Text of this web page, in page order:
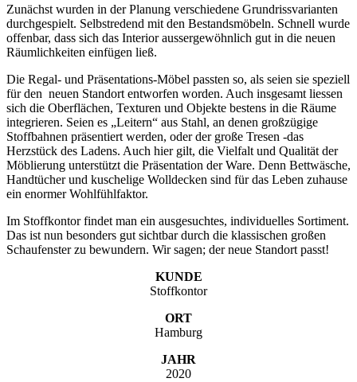
Zunächst wurden in der Planung verschiedene Grundrissvarianten
durchgespielt. Selbstredend mit den Bestandsmöbeln. Schnell wurde
offenbar, dass sich das Interior aussergewöhnlich gut in die neuen
Räumlichkeiten einfügen ließ.
Die Regal- und Präsentations-Möbel passten so, als seien sie speziell
für den neuen Standort entworfen worden. Auch insgesamt liessen
sich die Oberflächen, Texturen und Objekte bestens in die Räume
integrieren. Seien es „Leitern“ aus Stahl, an denen großzügige
Stoffbahnen präsentiert werden, oder der große Tresen -das
Herzstück des Ladens. Auch hier gilt, die Vielfalt und Qualität der
Möblierung unterstützt die Präsentation der Ware. Denn Bettwäsche,
Handtücher und kuschelige Wolldecken sind für das Leben zuhause
ein enormer Wohlfühlfaktor.
Im Stoffkontor findet man ein ausgesuchtes, individuelles Sortiment.
Das ist nun besonders gut sichtbar durch die klassischen großen
Schaufenster zu bewundern. Wir sagen; der neue Standort passt!
KUNDE
Stoffkontor
ORT
Hamburg
JAHR
2020